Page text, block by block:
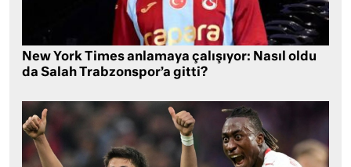
New York Times anlamaya çalışıyor: Nasıl oldu
da Salah Trabzonspor’a gitti?